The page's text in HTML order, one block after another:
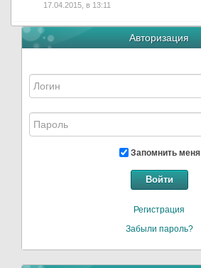
17.04.2015, в 13:11
Авторизация
Запомнить меня
Войти
Регистрация
Забыли пароль?